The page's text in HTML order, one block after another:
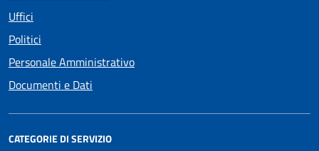
Uffici
Politici
Personale Amministrativo
Documenti e Dati
CATEGORIE DI SERVIZIO